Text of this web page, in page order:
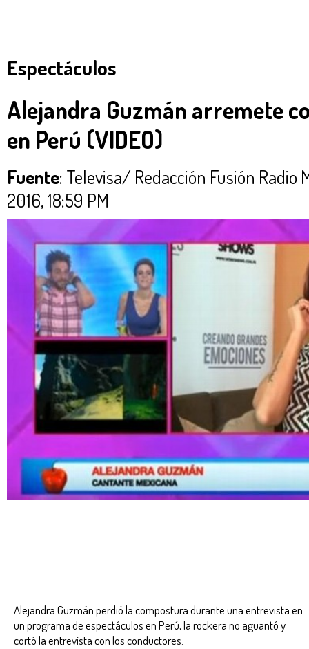
Espectáculos
Alejandra Guzmán arremete
en Perú (VIDEO)
Fuente: Televisa/ Redacción Fusión
2016, 18:59 PM
Alejandra Guzmán perdió la compostura durante una entrevista en
un programa de espectáculos en Perú, la rockera no aguantó y
cortó la entrevista con los conductores.